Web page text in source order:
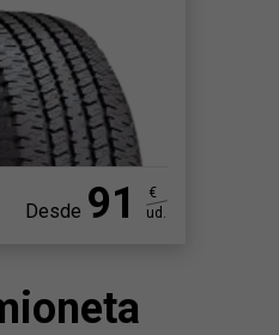
Desde 91
€
ud.